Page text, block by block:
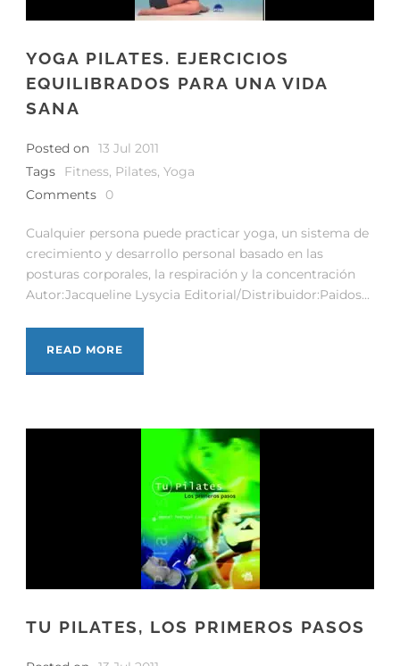
YOGA PILATES. EJERCICIOS
EQUILIBRADOS PARA UNA VIDA
SANA
Posted on 13 Jul 2011
Tags
Fitness, Pilates, Yoga
Comments
0
Cualquier persona puede practicar yoga, un sistema de
crecimiento y desarrollo personal basado en las
posturas corporales, la respiración y la concentración
Autor:Jacqueline Lysycia Editorial/Distribuidor:Paidos...
READ MORE
TU PILATES, LOS PRIMEROS PASOS